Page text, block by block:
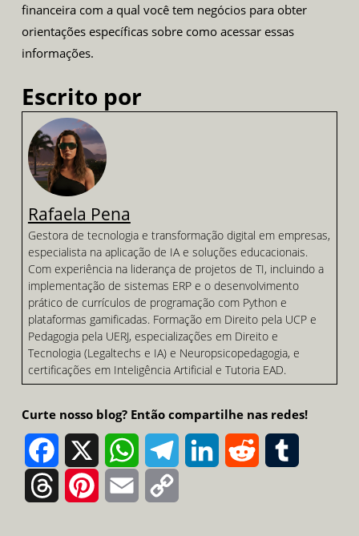
financeira com a qual você tem negócios para obter
orientações específicas sobre como acessar essas
informações.
Escrito por
Rafaela Pena
Gestora de tecnologia e transformação digital em empresas,
especialista na aplicação de IA e soluções educacionais.
Com experiência na liderança de projetos de TI, incluindo a
implementação de sistemas ERP e o desenvolvimento
prático de currículos de programação com Python e
plataformas gamificadas. Formação em Direito pela UCP e
Pedagogia pela UERJ, especializações em Direito e
Tecnologia (Legaltechs e IA) e Neuropsicopedagogia, e
certificações em Inteligência Artificial e Tutoria EAD.
Curte nosso blog? Então compartilhe nas redes!
Facebook
X WhatsAppTelegramLinkedInRedditTumblr
ThreadsPinterestEmail Copy